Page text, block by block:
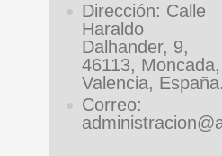
Dirección: Calle
Haraldo
Dalhander, 9,
46113, Moncada,
Valencia, España.
Correo: